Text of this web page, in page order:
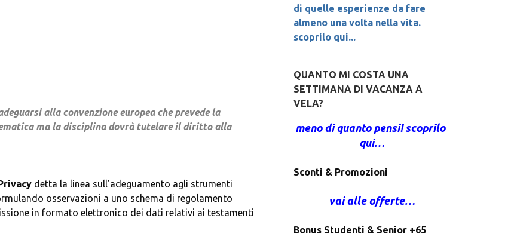
alla convenzione europea che prevede la
ma la disciplina dovrà tutelare il diritto alla
detta la linea sull’adeguamento agli strumenti
osservazioni a uno schema di regolamento
in formato elettronico dei dati relativi ai testamenti
di quelle esperienze da fare
almeno una volta nella vita.
scoprilo qui...
QUANTO MI COSTA UNA
SETTIMANA DI VACANZA A
VELA?
meno di quanto pensi! scoprilo
qui…
Sconti & Promozioni
vai alle offerte…
Bonus Studenti & Senior +65